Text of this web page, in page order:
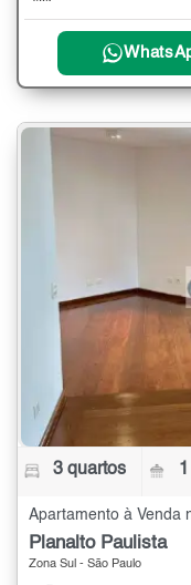
3 quartos
Planalto Paulista
Zona Sul - São Paulo